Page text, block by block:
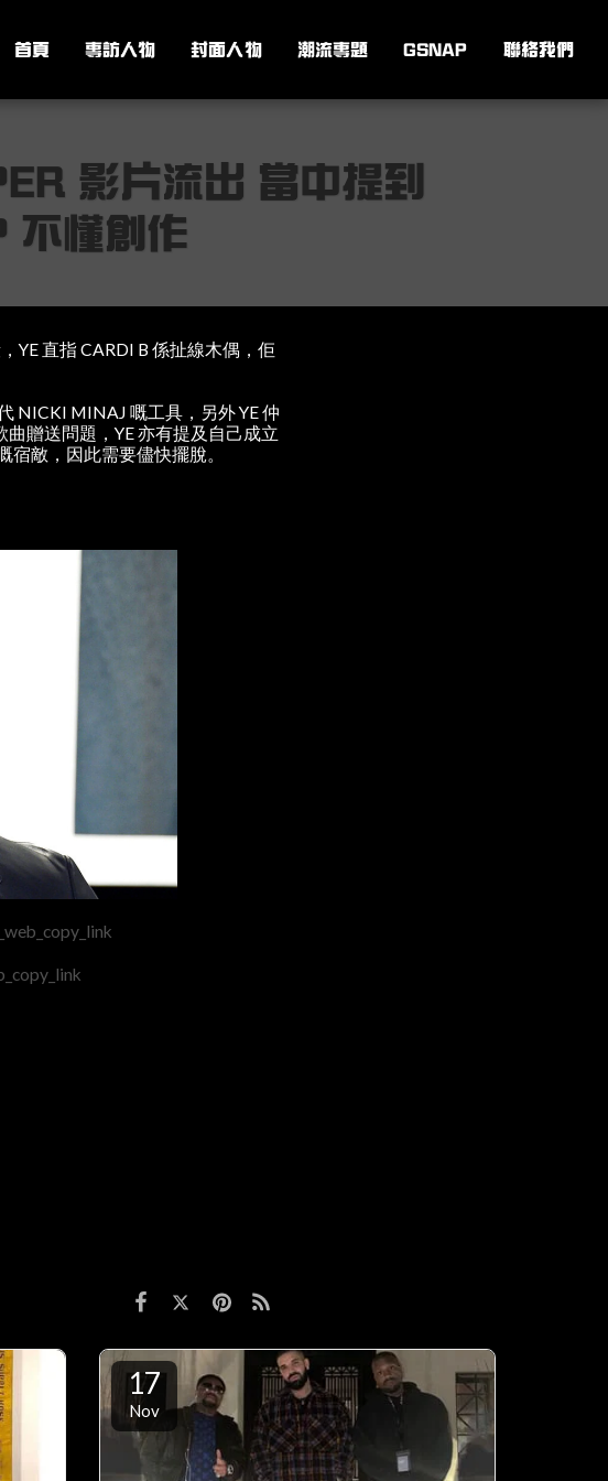
首頁 專訪人物 封面人物 潮流專題 GSNAP 聯絡我們
影片流出 當中提到
不懂創作
YE 直指 CARDI B 係扯線木偶，佢
NICKI MINAJ 嘅工具，另外 YE 仲
曲贈送問題，YE 亦有提及自己成立
宿敵，因此需要儘快擺脫。
17
Nov